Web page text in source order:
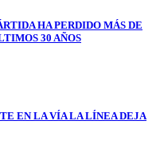
HA PERDIDO MÁS DE
30 AÑOS
EN LA VÍA LA LÍNEA DEJA